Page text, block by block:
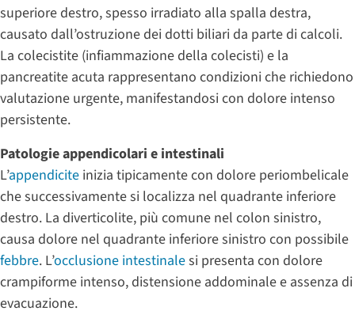
superiore destro, spesso irradiato alla spalla destra,
causato dall’ostruzione dei dotti biliari da parte di calcoli.
La colecistite (infiammazione della colecisti) e la
pancreatite acuta rappresentano condizioni che richiedono
valutazione urgente, manifestandosi con dolore intenso
persistente.
Patologie appendicolari e intestinali
L’appendicite inizia tipicamente con dolore periombelicale
che successivamente si localizza nel quadrante inferiore
destro. La diverticolite, più comune nel colon sinistro,
causa dolore nel quadrante inferiore sinistro con possibile
febbre. L’occlusione intestinalesi presenta con dolore
crampiforme intenso, distensione addominale e assenza di
evacuazione.